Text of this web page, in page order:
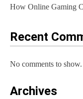
o
n
How Online Gaming
Recent
No comments to show.
Archives